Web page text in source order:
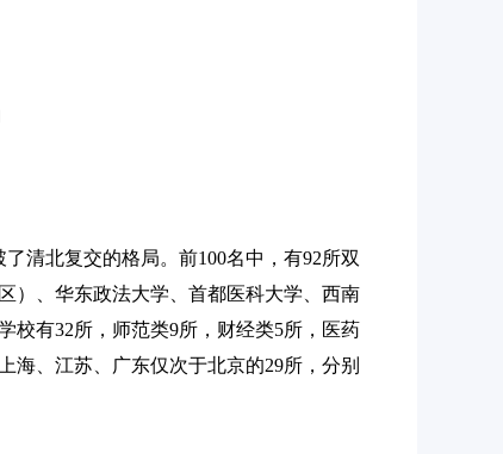
清北复交的格局。前100名中，有92所双
）、华东政法大学、首都医科大学、西南
校有32所，师范类9所，财经类5所，医药
海、江苏、广东仅次于北京的29所，分别